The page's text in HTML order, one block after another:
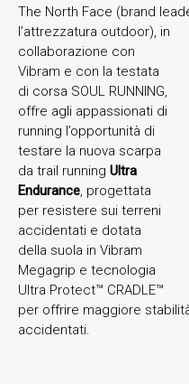
The North Face (brand
l’attrezzatura outdoor), in
collaborazione con
Vibram e con la testata
di corsa SOUL RUNNING,
offre agli appassionati di
running l’opportunità di
testare la nuova scarpa
da trail running Ultra
Endurance, progettata
per resistere sui terreni
accidentati e dotata
della suola in Vibram
Megagrip e tecnologia
Ultra Protect™ CRADLE™
per offrire maggiore
accidentati.